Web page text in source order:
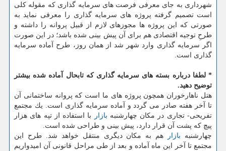
شهرداری به جای معرفی فرصت های سرمایه گذاری كه مقوله كلی
است تصمیم گرفته پروژه های سرمایه گذاری را معرفی نماید به
صورتی كه این پروژه ها مجوزهای لازم از قبیل پروانه را داشته و
طرحِ توجیه اقتصادی هم برای آن پیش بینی شده باشد؛ در این صورت
اگر سرمایه گذاری وارد شهر شد از همان روز، طرح آماده سرمایه
گذاری است.
* لطفا درباره بسته های سرمایه گذاری كه تابحال آماده شده بیشتر
توضیح دهید.
هتل ناهارخوران همچون پروژه های ما است كه پروانه ساختمانی آن
تا آخر هفته صادر می گردد و آماده سرمایه گذاری است. یك مجتمع
تفریحی- تجاری در مكان چهارشنبه بازار
با استفاده از تپه های هزار
پیچ كه پشت آن قرار دارد، پیش بینی و طراحی شده است.
چهارشنبه بازار
هم به مكان دیگری منتقل خواهد شد. طرح این
مجتمع تا آخر این ماه آماده و بعد از طی مراحل قانونی آن امیدواریم